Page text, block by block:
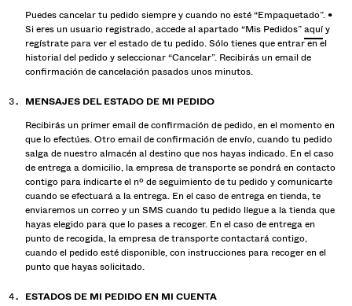
Puedes cancelar tu pedido siempre y cuando no esté “Empaquetado”. •
Si eres un usuario registrado, accede al apartado “Mis Pedidos”aquíy
regístrate para ver el estado de tu pedido. Sólo tienes que entrar en el
historial del pedido y seleccionar “Cancelar”. Recibirás un email de
confirmación de cancelación pasados unos minutos.
MENSAJES DEL ESTADO DE MI PEDIDO
Recibirás un primer email de confirmación de pedido, en el momento en
que lo efectúes. Otro email de confirmación de envío, cuando tu pedido
salga de nuestro almacén al destino que nos hayas indicado. En el caso
de entrega a domicilio, la empresa de transporte se pondrá en contacto
contigo para indicarte el nº de seguimiento de tu pedido y comunicarte
cuando se efectuará a la entrega. En el caso de entrega en tienda, te
enviaremos un correo y un SMS cuando tu pedido llegue a la tienda que
hayas elegido para que lo pases a recoger. En el caso de entrega en
punto de recogida, la empresa de transporte contactará contigo,
cuando el pedido esté disponible, con instrucciones para recoger en el
punto que hayas solicitado.
ESTADOS DE MI PEDIDO EN MI CUENTA